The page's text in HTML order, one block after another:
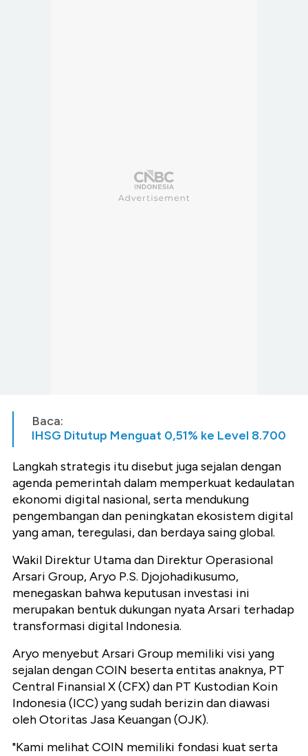
Baca:
IHSG Ditutup Menguat 0,51% ke Level 8.700
Langkah strategis itu disebut juga sejalan dengan
agenda pemerintah dalam memperkuat kedaulatan
ekonomi digital nasional, serta mendukung
pengembangan dan peningkatan ekosistem digital
yang aman, teregulasi, dan berdaya saing global.
Wakil Direktur Utama dan Direktur Operasional
Arsari Group, Aryo P.S. Djojohadikusumo,
menegaskan bahwa keputusan investasi ini
merupakan bentuk dukungan nyata Arsari terhadap
transformasi digital Indonesia.
Aryo menyebut Arsari Group memiliki visi yang
sejalan dengan COIN beserta entitas anaknya, PT
Central Finansial X (CFX) dan PT Kustodian Koin
Indonesia (ICC) yang sudah berizin dan diawasi
oleh Otoritas Jasa Keuangan (OJK).
"Kami melihat COIN memiliki fondasi kuat serta